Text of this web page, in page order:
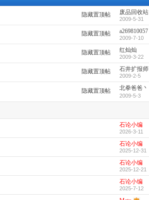
隐藏置顶帖 废品回收站
2009-5-31
隐藏置顶帖 a269810057
2009-7-10
隐藏置顶帖 红灿灿
2009-3-22
隐藏置顶帖 石井扩报师
2009-2-5
隐藏置顶帖 北拳爸爸丶
2009-5-3
石论小编
2026-3-11
石论小编
2025-12-31
石论小编
2025-12-21
石论小编
2025-7-12